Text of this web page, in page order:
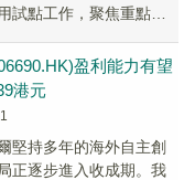
試點工作，聚焦重點領
盈利能力有望
港元
堅持多年的海外自主創
正逐步進入收成期。我